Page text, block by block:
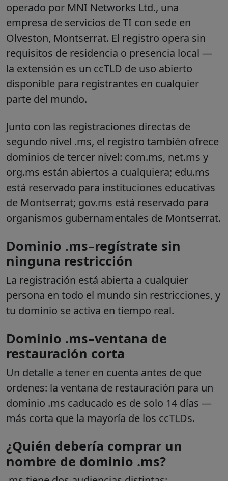
operado por MNI Networks Ltd., una
empresa de servicios de TI con sede en
Olveston, Montserrat. El registro opera sin
requisitos de residencia o presencia local —
la extensión es un ccTLD de uso abierto
disponible para registrantes en cualquier
parte del mundo.
Junto con las registraciones directas de
segundo nivel .ms, el registro también ofrece
dominios de tercer nivel: com.ms, net.ms y
org.ms están abiertos a cualquiera; edu.ms
está reservado para instituciones educativas
de Montserrat; gov.ms está reservado para
organismos gubernamentales de Montserrat.
Dominio .ms–regístrate sin
ninguna restricción
La registración está abierta a cualquier
persona en todo el mundo sin restricciones, y
tu dominio se activa en tiempo real.
Dominio .ms–ventana de
restauración corta
Un detalle a tener en cuenta antes de que
ordenes: la ventana de restauración para un
dominio .ms caducado es de solo 14 días —
más corta que la mayoría de los ccTLDs.
¿Quién debería comprar un
nombre de dominio .ms?